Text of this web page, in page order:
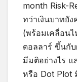
month Risk-
ทว่าเงินบาทยั
(พร้อมเคลื่อนไ
ดอลลาร์ ขึ้นกับ
มีมติอย่างไร แ
หรือ Dot Plot